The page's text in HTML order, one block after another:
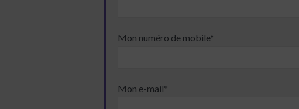
Mon numéro de mobile*
Mon e-mail*